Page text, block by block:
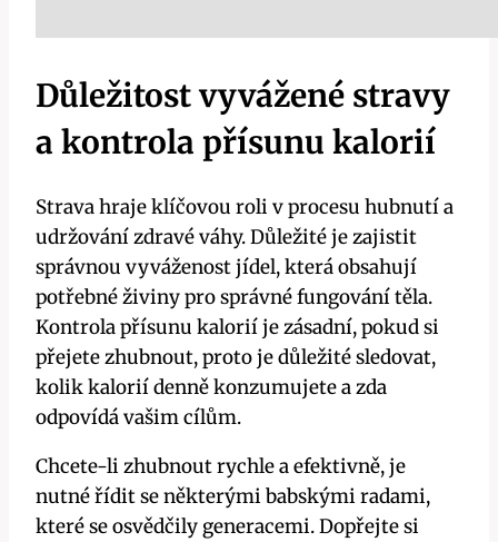
Důležitost vyvážené stravy
a kontrola přísunu kalorií
Strava hraje ⁤klíčovou roli ⁢v procesu hubnutí ⁤a
udržování​ zdravé váhy. Důležité​ je zajistit
správnou vyváženost jídel, která obsahují
potřebné živiny pro ‌správné fungování ⁢těla.
Kontrola přísunu⁣ kalorií​ je zásadní, ‍pokud si‍
přejete zhubnout, proto je⁤ důležité sledovat, ​
kolik kalorií ‍denně‌ konzumujete a ⁤zda
odpovídá vašim cílům.
Chcete-li⁤ zhubnout rychle a efektivně, je‍
nutné řídit se ⁣některými babskými‌ radami,
⁣které se‍ osvědčily generacemi.​ Dopřejte ⁣si